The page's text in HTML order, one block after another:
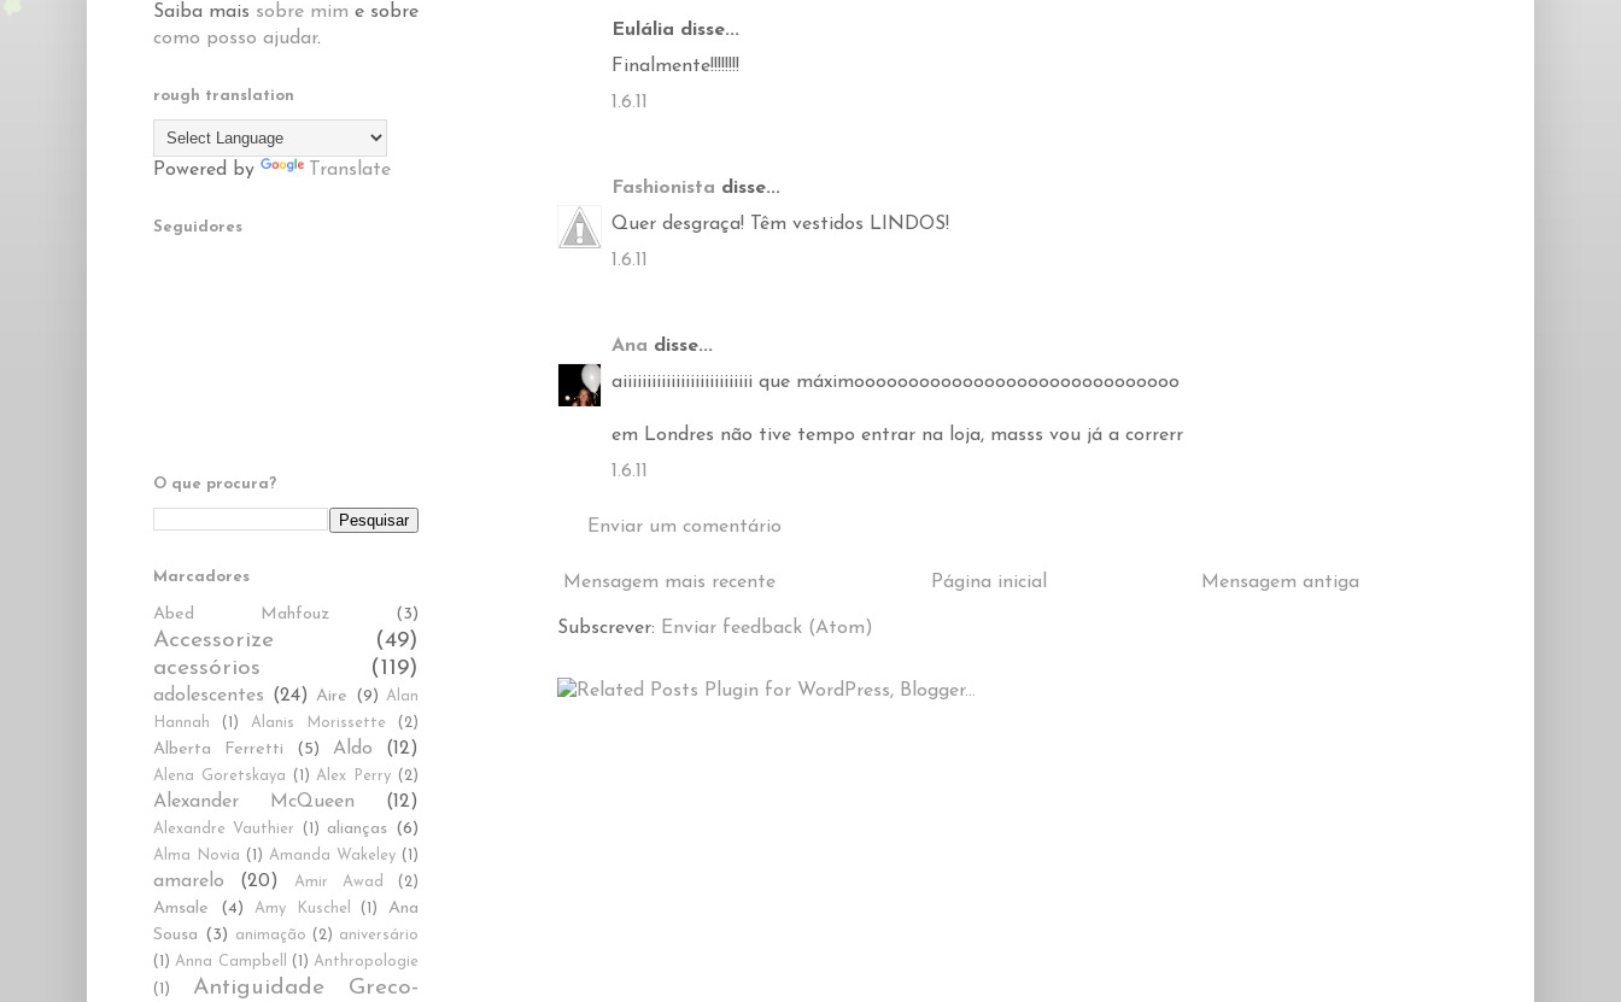
Eulália disse...
Finalmente!!!!!!!!
1.6.11
Fashionista disse...
Quer desgraça! Têm vestidos LINDOS!
1.6.11
Ana disse...
aiiiiiiiiiiiiiiiiiiiiiiiiiii que máximoooooooooooooooooooooooooooooo
em Londres não tive tempo entrar na loja, masss vou já a correrr
1.6.11
Enviar um comentário
Mensagem mais recente Mensagem antiga
Página inicial
Subscrever: Enviar feedback (Atom)
Saiba mais sobre mim e sobre
como posso ajudar.
rough translation
Powered by Translate
Seguidores
O que procura?
Marcadores
Abed Mahfouz (3)
Accessorize
(49)
acessórios
(119)
adolescentes (24) Aire (9) Alan
Hannah
(1) Alanis Morissette (2)
Alberta Ferretti (5) Aldo (12)
Alena Goretskaya (1) Alex Perry (2)
Alexander McQueen (12)
Alexandre Vauthier (1) alianças (6)
Alma Novia (1) Amanda Wakeley (1)
amarelo (20) Amir Awad (2)
Amsale (4) Amy Kuschel (1)
Ana
Sousa (3) animação (2) aniversário
(1) Anna Campbell (1) Anthropologie
(1)
Antiguidade Greco-